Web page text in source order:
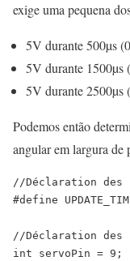
exige uma pequena
5V durante 500µs
5V durante 1500µs
5V durante 2500µs
Podemos então
angular em largura de
//Déclaration des
#define
//Déclaration des
int
servoPin = 9 ;